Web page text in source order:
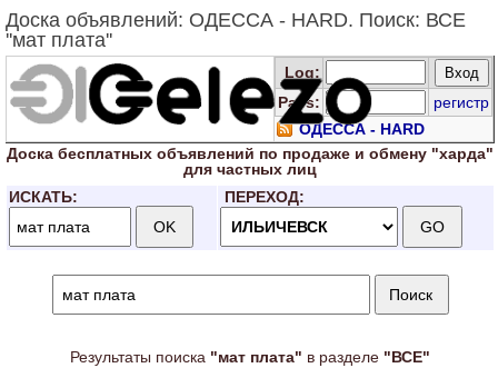
Доска объявлений: ОДЕССА - HARD. Поиск: ВСЕ
''мат плата''
Log:
Pass:
регистр
ОДЕССА - HARD
Доска бесплатных объявлений по продаже и обмену "харда"
для частных лиц
ИСКАТЬ:
ПЕРЕХОД:
Результаты поиска "мат плата" в разделе "ВСЕ"